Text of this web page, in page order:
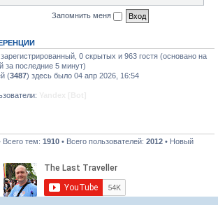
Запомнить меня
0 скрытых и 963 гостя (основано на
за последние 5 минут)
(3487) здесь было 04 апр 2026, 16:54
Всего тем: 1910 • Всего пользователей: 2012 • Новый